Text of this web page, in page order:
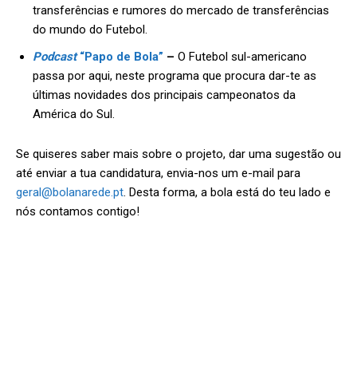
transferências e rumores do mercado de transferências
do mundo do Futebol.
Podcast“Papo de Bola” – O Futebol sul-americano
passa por aqui, neste programa que procura dar-te as
últimas novidades dos principais campeonatos da
América do Sul.
Se quiseres saber mais sobre o projeto, dar uma sugestão ou
até enviar a tua candidatura, envia-nos um e-mail para
geral@bolanarede.pt. Desta forma, a bola está do teu lado e
nós contamos contigo!